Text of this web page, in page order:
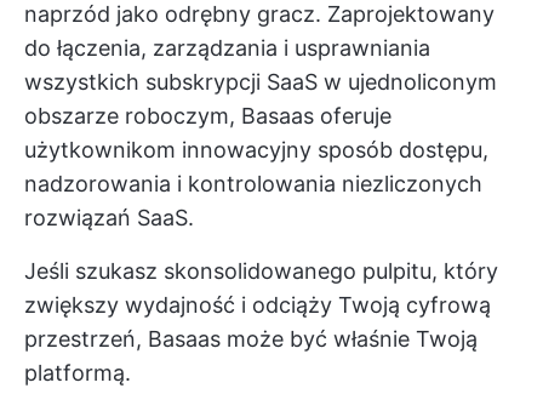
naprzód jako odrębny gracz. Zaprojektowany
do łączenia, zarządzania i usprawniania
wszystkich subskrypcji SaaS w ujednoliconym
obszarze roboczym, Basaas oferuje
użytkownikom innowacyjny sposób dostępu,
nadzorowania i kontrolowania niezliczonych
rozwiązań SaaS.
Jeśli szukasz skonsolidowanego pulpitu, który
zwiększy wydajność i odciąży Twoją cyfrową
przestrzeń, Basaas może być właśnie Twoją
platformą.